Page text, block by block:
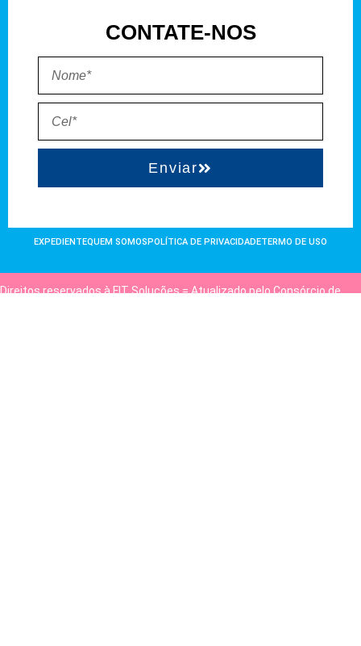
CONTATE-NOS
Enviar
EXPEDIENTEQUEM SOMOS POLÍTICA DE PRIVACIDADETERMO DE USO
Direitos reservados à FIT Soluções = Atualizado pelo Consórcio de